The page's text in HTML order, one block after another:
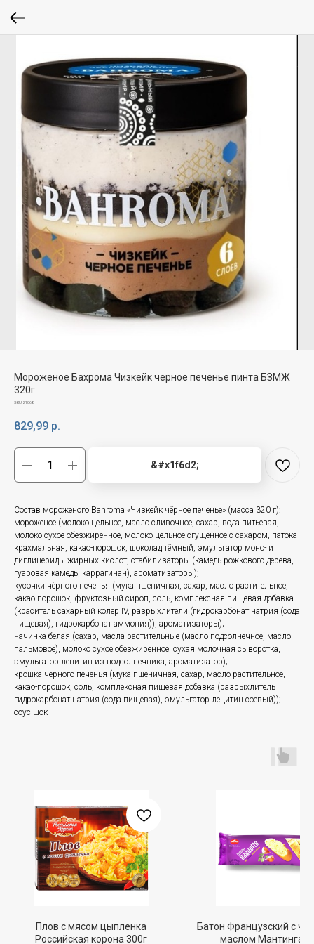
Мороженое Бахрома Чизкейк черное печенье пинта БЗМЖ
320г
SKU:21068
829,99 р.
&#x1f6d2;
Состав мороженого Bahroma «Чизкейк чёрное печенье» (масса 320 г):
мороженое (молоко цельное, масло сливочное, сахар, вода питьевая,
молоко сухое обезжиренное, молоко цельное сгущённое с сахаром, патока
крахмальная, какао-порошок, шоколад тёмный, эмульгатор моно- и
диглицериды жирных кислот, стабилизаторы (камедь рожкового дерева,
гуаровая камедь, каррагинан), ароматизаторы);
кусочки чёрного печенья (мука пшеничная, сахар, масло растительное,
какао-порошок, фруктозный сироп, соль, комплексная пищевая добавка
(краситель сахарный колер IV, разрыхлители (гидрокарбонат натрия (сода
пищевая), гидрокарбонат аммония)), ароматизаторы);
начинка белая (сахар, масла растительные (масло подсолнечное, масло
пальмовое), молоко сухое обезжиренное, сухая молочная сыворотка,
эмульгатор лецитин из подсолнечника, ароматизатор);
крошка чёрного печенья (мука пшеничная, сахар, масло растительное,
какао-порошок, соль, комплексная пищевая добавка (разрыхлитель
гидрокарбонат натрия (сода пищевая), эмульгатор лецитин соевый));
соус шок
Плов с мясом цыпленка
Российская корона 300г
Батон Французский с
маслом Мантинга